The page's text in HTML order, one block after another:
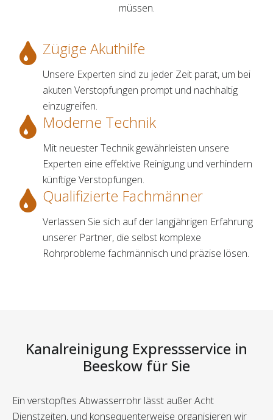
müssen.
Zügige Akuthilfe
Unsere Experten sind zu jeder Zeit parat, um bei
akuten Verstopfungen prompt und nachhaltig
einzugreifen.
Moderne Technik
Mit neuester Technik gewährleisten unsere
Experten eine effektive Reinigung und verhindern
künftige Verstopfungen.
Qualifizierte Fachmänner
Verlassen Sie sich auf der langjährigen Erfahrung
unserer Partner, die selbst komplexe
Rohrprobleme fachmännisch und präzise lösen.
Kanalreinigung Expressservice in
Beeskow für Sie
Ein verstopftes Abwasserrohr lässt außer Acht
Dienstzeiten, und konsequenterweise organisieren wir